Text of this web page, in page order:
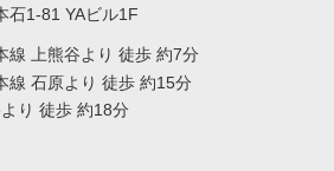
石1-81 YAビル1F
線 上熊谷より 徒歩 約7分
線 石原より 徒歩 約15分
り 徒歩 約18分